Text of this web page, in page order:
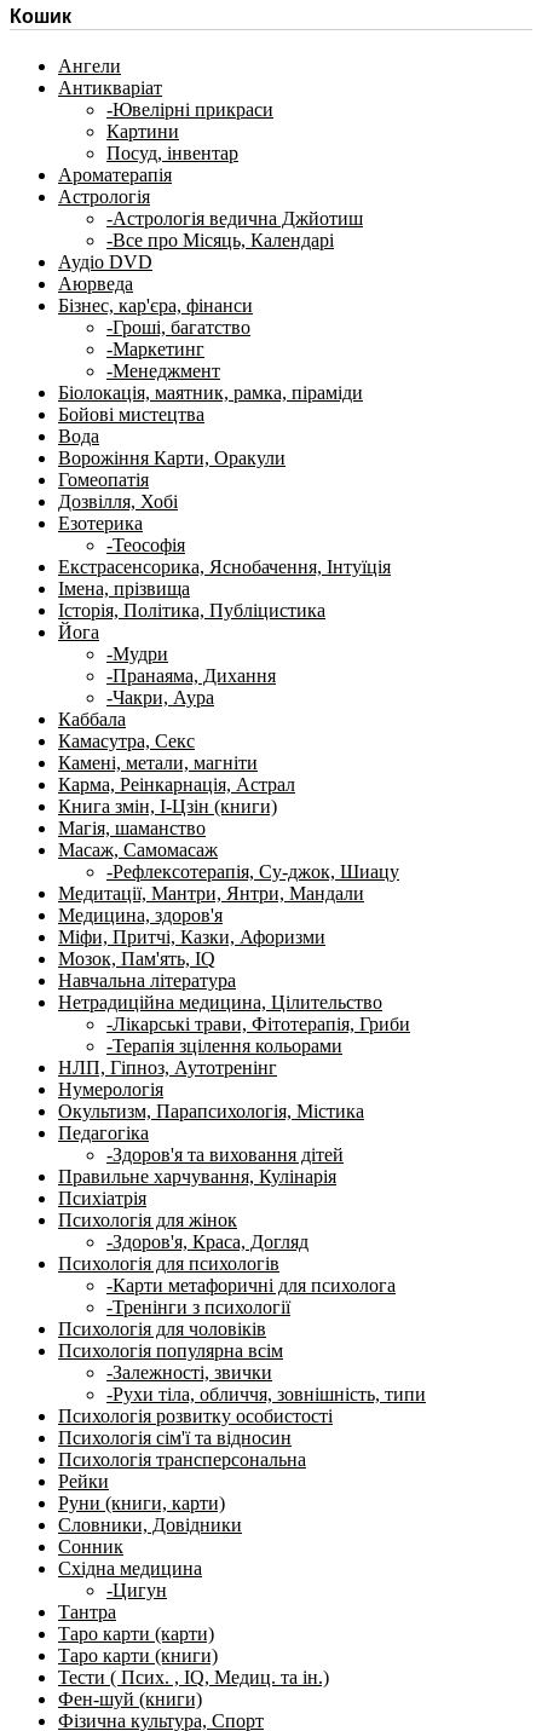
Кошик
Ангели
Антикваріат
-Ювелірні прикраси
Картини
Посуд, інвентар
Ароматерапія
Астрологія
-Астрологія ведична Джйотиш
-Все про Місяць, Календарі
Аудіо DVD
Аюрведа
Бізнес, кар'єра, фінанси
-Гроші, багатство
-Маркетинг
-Менеджмент
Біолокація, маятник, рамка, піраміди
Бойові мистецтва
Вода
Ворожіння Карти, Оракули
Гомеопатія
Дозвілля, Хобі
Езотерика
-Теософія
Екстрасенсорика, Яснобачення, Інтуїція
Імена, прізвища
Історія, Політика, Публіцистика
Йога
-Мудри
-Пранаяма, Дихання
-Чакри, Аура
Каббала
Камасутра, Секс
Камені, метали, магніти
Карма, Реінкарнація, Астрал
Книга змін, І-Цзін (книги)
Магія, шаманство
Масаж, Самомасаж
-Рефлексотерапія, Су-джок, Шиацу
Медитації, Мантри, Янтри, Мандали
Медицина, здоров'я
Міфи, Притчі, Казки, Афоризми
Мозок, Пам'ять, IQ
Навчальна література
Нетрадиційна медицина, Цілительство
-Лікарські трави, Фітотерапія, Гриби
-Терапія зцілення кольорами
НЛП, Гіпноз, Аутотренінг
Нумерологія
Окультизм, Парапсихологія, Містика
Педагогіка
-Здоров'я та виховання дітей
Правильне харчування, Кулінарія
Психіатрія
Психологія для жінок
-Здоров'я, Краса, Догляд
Психологія для психологів
-Карти метафоричні для психолога
-Тренінги з психології
Психологія для чоловіків
Психологія популярна всім
-Залежності, звички
-Рухи тіла, обличчя, зовнішність, типи
Психологія розвитку особистості
Психологія сім'ї та відносин
Психологія трансперсональна
Рейки
Руни (книги, карти)
Словники, Довідники
Сонник
Східна медицина
-Цигун
Тантра
Таро карти (карти)
Таро карти (книги)
Тести ( Псих. , IQ, Медиц. та ін.)
Фен-шуй (книги)
Фізична культура, Спорт